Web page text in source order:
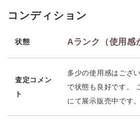
コンディション
状態 Aランク（使用感
査定コメン
ト
多少の使用感はござ
で状態も良好です。
にて展示販売中です。